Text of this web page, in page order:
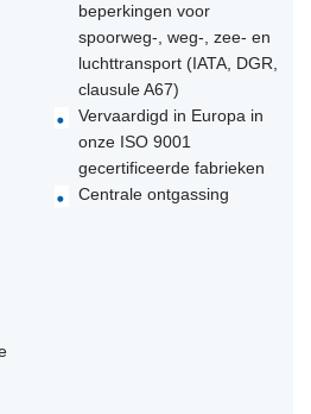
beperkingen voor
spoorweg-, weg-, zee- en
luchttransport (IATA, DGR,
clausule A67)
Vervaardigd in Europa in
onze ISO 9001
gecertificeerde fabrieken
Centrale ontgassing